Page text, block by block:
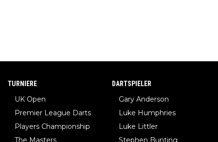
TURNIERE
UK Open
Premier League Darts
Players Championship
The Masters
DARTSPIELER
Gary Anderson
Luke Humphries
Luke Littler
Stephen Bunting